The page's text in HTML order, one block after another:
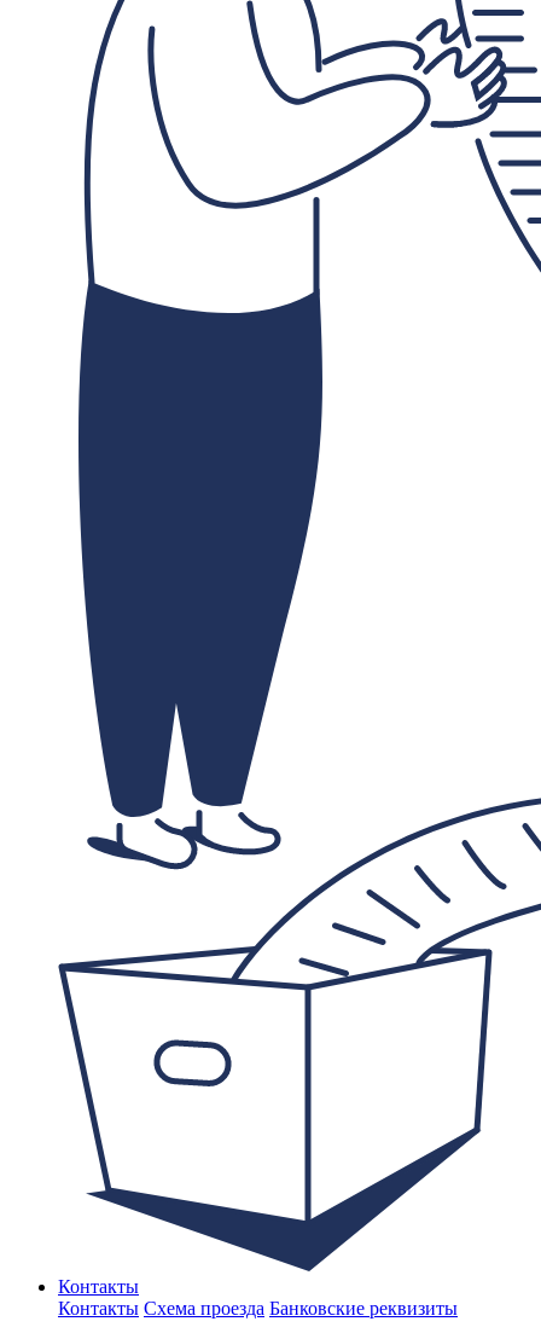
Контакты
Контакты Схема проезда Банковские реквизиты